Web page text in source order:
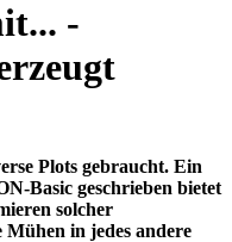
-
Plots gebraucht. Ein
Basic geschrieben bietet
solcher
Mühen in jedes andere